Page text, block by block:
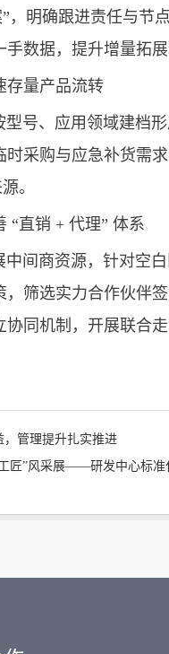
，明确跟进责任与节
手数据，提升增量拓
存量产品流转
号、应用领域建档
采购与应急补货需
。
“直销 + 代理” 体系
中间商资源，针对空
，筛选实力合作伙伴
协同机制，开展联合
管理提升扎实推进
匠”风采展——研发中心标准